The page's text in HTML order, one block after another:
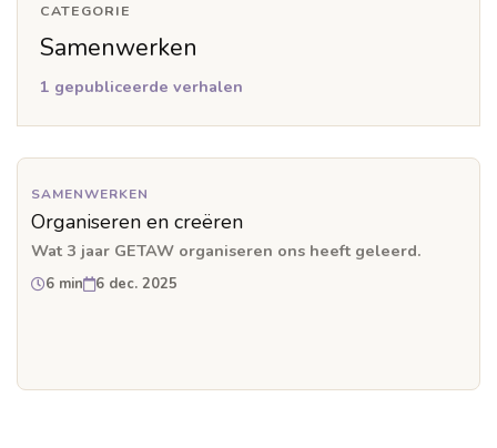
CATEGORIE
Samenwerken
1 gepubliceerde verhalen
SAMENWERKEN
Organiseren en creëren
Wat 3 jaar GETAW organiseren ons heeft geleerd.
6 min 6 dec. 2025